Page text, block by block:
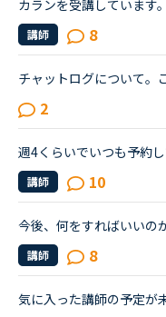
講師 8
2
講師 10
講師 8